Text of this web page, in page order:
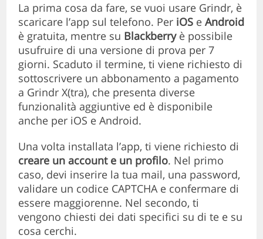
La prima cosa da fare, se vuoi usare Grindr, è
scaricare l’app sul telefono. Per iOS eAndroid
è gratuita, mentre su Blackberryè possibile
usufruire di una versione di prova per 7
giorni. Scaduto il termine, ti viene richiesto di
sottoscrivere un abbonamento a pagamento
a Grindr X(tra), che presenta diverse
funzionalità aggiuntive ed è disponibile
anche per iOS e Android.
Una volta installata l’app, ti viene richiesto di
creare un account e un profilo. Nel primo
caso, devi inserire la tua mail, una password,
validare un codice CAPTCHA e confermare di
essere maggiorenne. Nel secondo, ti
vengono chiesti dei dati specifici su di te e su
cosa cerchi.